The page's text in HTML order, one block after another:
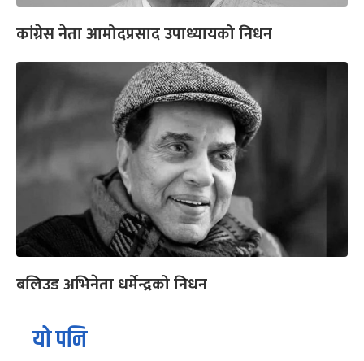
कांग्रेस नेता आमोदप्रसाद उपाध्यायको निधन
बलिउड अभिनेता धर्मेन्द्रको निधन
यो पनि